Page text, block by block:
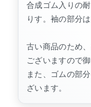
合成ゴム入りの
りす。袖の部分
古い商品のため
ございますので
また、ゴムの部
ざいます。